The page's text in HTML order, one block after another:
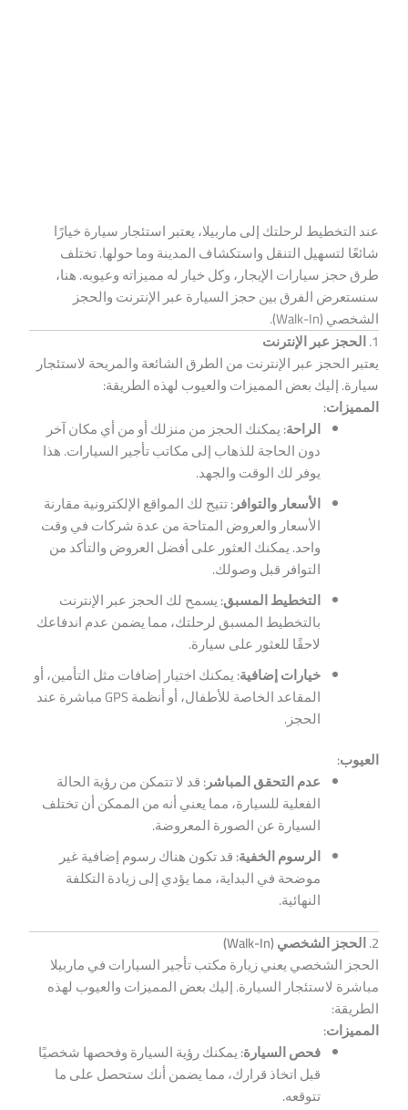
عند التخطيط لرحلتك إلى ماربيلا، يعتبر استئجار سيارة خيارًا
شائعًا لتسهيل التنقل واستكشاف المدينة وما حولها. تختلف
طرق حجز سيارات الإيجار، وكل خيار له مميزاته وعيوبه. هنا،
سنستعرض الفرق بين حجز السيارة عبر الإنترنت والحجز
الشخصي (Walk-In).
الحجز عبر الإنترنت
يعتبر الحجز عبر الإنترنت من الطرق الشائعة والمريحة لاستئجار
سيارة. إليك بعض المميزات والعيوب لهذه الطريقة:
المميزات:
الراحة:يمكنك الحجز من منزلك أو من أي مكان آخر
دون الحاجة للذهاب إلى مكاتب تأجير السيارات. هذا
يوفر لك الوقت والجهد.
الأسعار والتوافر:تتيح لك المواقع الإلكترونية مقارنة
الأسعار والعروض المتاحة من عدة شركات في وقت
واحد. يمكنك العثور على أفضل العروض والتأكد من
التوافر قبل وصولك.
التخطيط المسبق:يسمح لك الحجز عبر الإنترنت
بالتخطيط المسبق لرحلتك، مما يضمن عدم اندفاعك
لاحقًا للعثور على سيارة.
خيارات إضافية:يمكنك اختيار إضافات مثل التأمين، أو
المقاعد الخاصة للأطفال، أو أنظمة GPS مباشرة عند
الحجز.
العيوب:
عدم التحقق المباشر:قد لا تتمكن من رؤية الحالة
الفعلية للسيارة، مما يعني أنه من الممكن أن تختلف
السيارة عن الصورة المعروضة.
الرسوم الخفية:قد تكون هناك رسوم إضافية غير
موضحة في البداية، مما يؤدي إلى زيادة التكلفة
النهائية.
الحجز الشخصي (Walk-In)
الحجز الشخصي يعني زيارة مكتب تأجير السيارات في ماربيلا
مباشرة لاستئجار السيارة. إليك بعض المميزات والعيوب لهذه
الطريقة:
المميزات:
فحص السيارة:يمكنك رؤية السيارة وفحصها شخصيًا
قبل اتخاذ قرارك، مما يضمن أنك ستحصل على ما
تتوقعه.